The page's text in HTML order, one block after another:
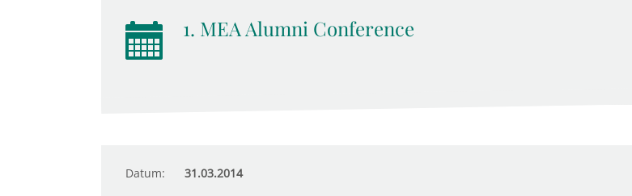
1. MEA Alumni Conference
Datum: 31.03.2014